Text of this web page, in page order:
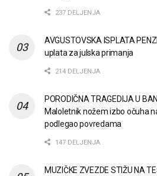
237 DELJENJA
AVGUSTOVSKA ISPLATA
uplata za julska primanja
214 DELJENJA
PORODIČNA TRAGEDIJA U
Maloletnik nožem izbo očuha
podlegao povredama
147 DELJENJA
MUZIČKE ZVEZDE STIŽU NA